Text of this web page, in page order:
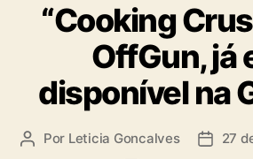
t
e
g
o
r
i
a
s
“Cooking
OffGun, já
disponível na
A Por Leticia Goncalves
D 27